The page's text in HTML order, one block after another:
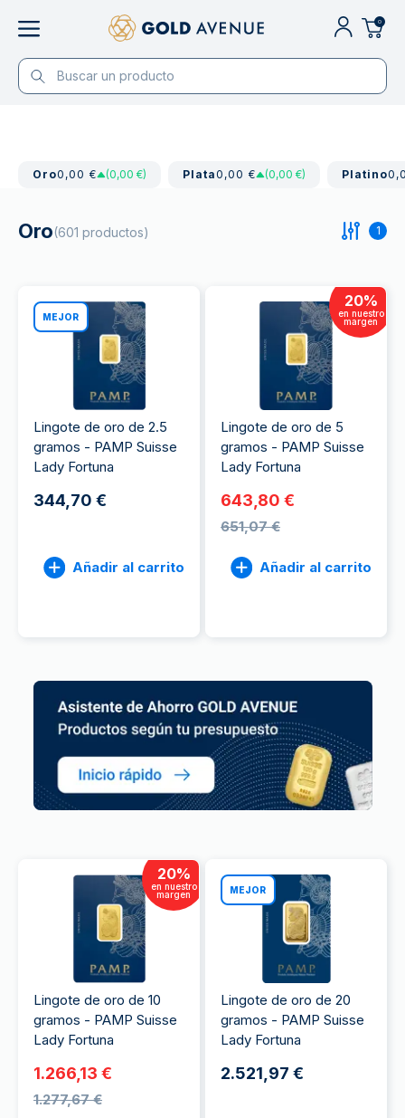
0
Oro0,00 € (0,00 €) Plata0,00 € (0,00 €) Platino
Oro(601 productos) 1
MEJOR
Lingote de oro de 2.5
gramos - PAMP Suisse
Lady Fortuna
344,70 €
Añadir al carrito
20%
en nuestro
margen
Lingote de oro de 5
gramos - PAMP Suisse
Lady Fortuna
643,80 €
651,07 €
Añadir al carrito
20%
en nuestro
margen
Lingote de oro de 10
gramos - PAMP Suisse
Lady Fortuna
1.266,13 €
1.277,67 €
MEJOR
Lingote de oro de 20
gramos - PAMP Suisse
Lady Fortuna
2.521,97 €